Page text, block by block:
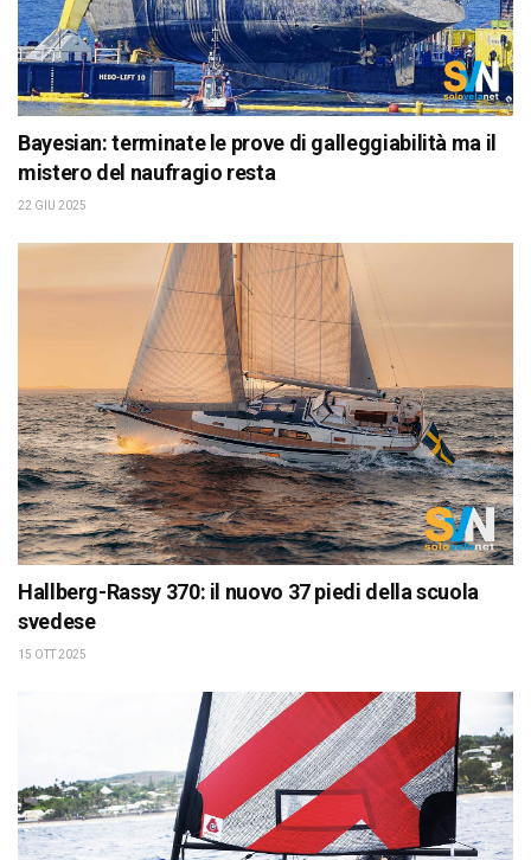
Bayesian: terminate le prove di galleggiabilità ma il
mistero del naufragio resta
22 GIU 2025
Hallberg-Rassy 370: il nuovo 37 piedi della scuola
svedese
15 OTT 2025